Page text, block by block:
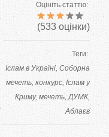
Оцініть статтю:
(533оцінки)
Теги:
Іслам в Україні Соборна
мечеть конкурс Іслам у
Криму мечеть ДУМК
Аблаєв